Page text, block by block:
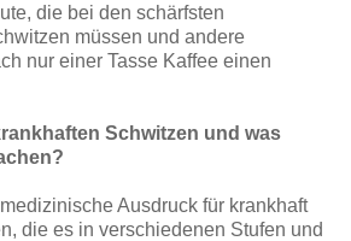
die bei den schärfsten
müssen und andere
nur einer Tasse Kaffee einen
Schwitzen und was
Ausdruck für krankhaft
die es in verschiedenen Stufen und